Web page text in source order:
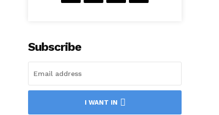
Subscribe
I WANT IN